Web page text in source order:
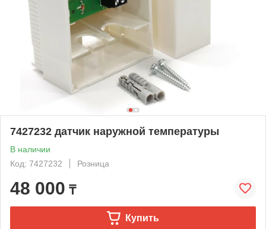
7427232 датчик наружной температуры
В наличии
Код: 7427232
Розница
48 000 ₸
Купить